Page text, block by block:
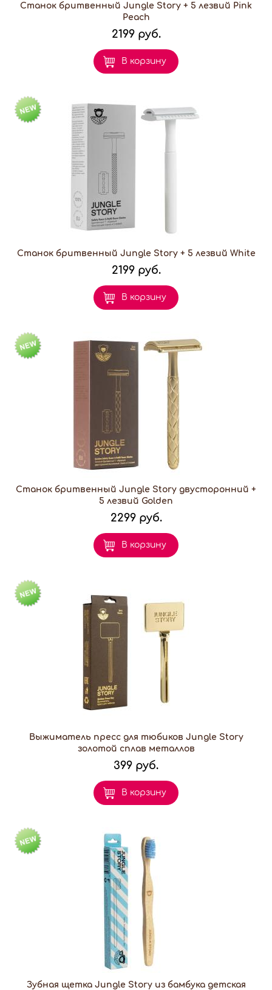
Станок бритвенный Jungle Story + 5 лезвий Pink
Peach
2199 руб.
В корзину
Станок бритвенный Jungle Story + 5 лезвий White
2199 руб.
В корзину
Станок бритвенный Jungle Story двусторонний +
5 лезвий Golden
2299 руб.
В корзину
Выжиматель пресс для тюбиков Jungle Story
золотой сплав металлов
399 руб.
В корзину
Зубная щетка Jungle Story из бамбука детская